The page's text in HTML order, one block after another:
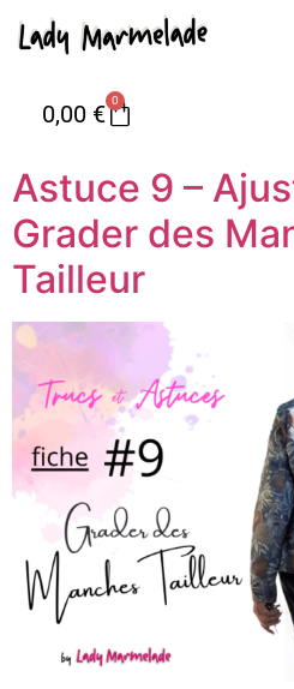
0,00 € 0
Astuce 9 –
Grader des
Tailleur